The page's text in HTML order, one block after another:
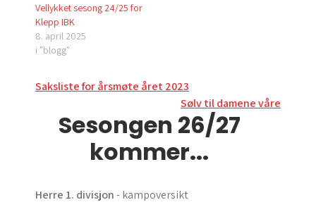
Vellykket sesong 24/25 for
Klepp IBK
8. april 2025
i "blogg"
Innleggsnavigasjon
Saksliste for årsmøte året 2023
Sølv til damene våre
Sesongen 26/27
kommer...
Herre 1. divisjon- kampoversikt